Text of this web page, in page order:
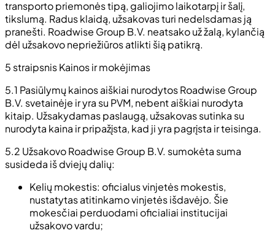
transporto priemonės tipą, galiojimo laikotarpį ir šalį,
tikslumą. Radus klaidą, užsakovas turi nedelsdamas ją
pranešti. Roadwise Group B.V. neatsako už žalą, kylančią
dėl užsakovo nepriežiūros atlikti šią patikrą.
5 straipsnis Kainos ir mokėjimas
5.1 Pasiūlymų kainos aiškiai nurodytos Roadwise Group
B.V. svetainėje ir yra su PVM, nebent aiškiai nurodyta
kitaip. Užsakydamas paslaugą, užsakovas sutinka su
nurodyta kaina ir pripažįsta, kad ji yra pagrįsta ir teisinga.
5.2 Užsakovo Roadwise Group B.V. sumokėta suma
susideda iš dviejų dalių:
Kelių mokestis: oficialus vinjetės mokestis,
nustatytas atitinkamo vinjetės išdavėjo. Šie
mokesčiai perduodami oficialiai institucijai
užsakovo vardu;